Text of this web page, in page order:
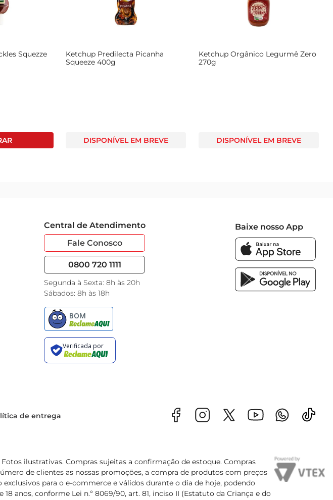
Squezze
Ketchup Predilecta Picanha
Squeeze 400g
DISPONÍVEL EM BREVE
Ketchup Orgânico Legurmê Zero
270g
DISPONÍVEL EM BREVE
Central de Atendimento
Fale Conosco
0800 720 1111
Segunda à Sexta: 8h às 20h
Sábados: 8h às 18h
Baixe nosso App
de entrega
ilustrativas. Compras sujeitas a confirmação de estoque. Compras
de clientes as nossas promoções, a compra de produtos com preços
para o e-commerce e válidos durante o dia de hoje, podendo
anos, conforme Lei n.º 8069/90, art. 81, inciso II (Estatuto da Criança e do